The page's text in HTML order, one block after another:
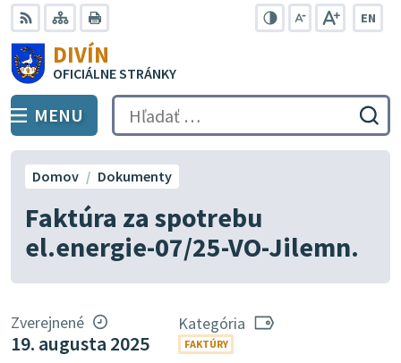
Preskočiť
na
obsah
RSS Mapa
EN
DIVÍN
OFICIÁLNE STRÁNKY
PREPNÚŤ
MENU Hľadať:
Faktúra za spotrebu
el.energie-07/25-VO-Jilemn.
Domov Dokumenty
Zverejnené
19. augusta 2025
Kategória
FAKTÚRY